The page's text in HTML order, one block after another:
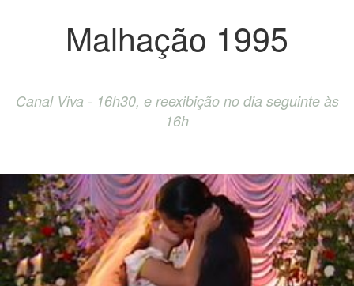
Malhação 1995
Canal Viva - 16h30, e reexibição no dia seguinte às
16h